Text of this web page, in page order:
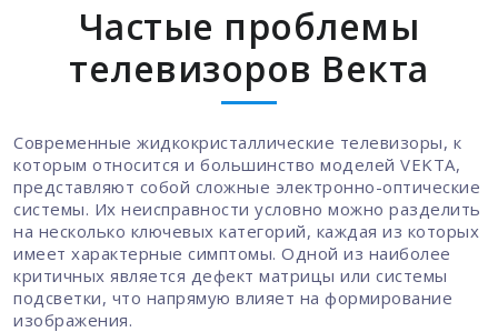
Частые проблемы
телевизоров Векта
Современные жидкокристаллические телевизоры, к
которым относится и большинство моделей VEKTA,
представляют собой сложные электронно-оптические
системы. Их неисправности условно можно разделить
на несколько ключевых категорий, каждая из которых
имеет характерные симптомы. Одной из наиболее
критичных является дефект матрицы или системы
подсветки, что напрямую влияет на формирование
изображения.